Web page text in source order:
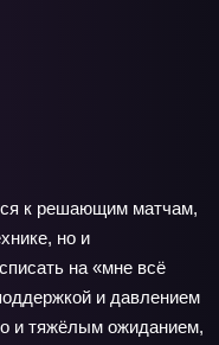
к решающим матчам,
но и
на «мне всё
и давлением
и тяжёлым ожиданием,